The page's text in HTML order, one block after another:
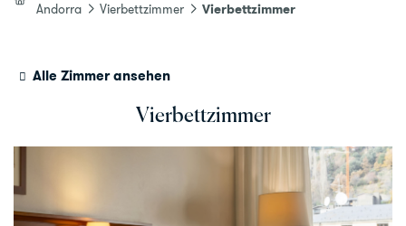
Andorra
Vierbettzimmer Vierbettzimmer
Alle Zimmer ansehen
Vierbettzimmer